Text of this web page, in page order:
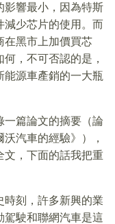
影響最小，因為特斯
減少芯片的使用。而
在黑市上加價買芯
，不可否認的是，
能源車產銷的一大瓶
一篇論文的摘要（論
汽車的經驗》），
文，下面的話我把重
時刻，許多新興的業
駕駛和聯網汽車是這